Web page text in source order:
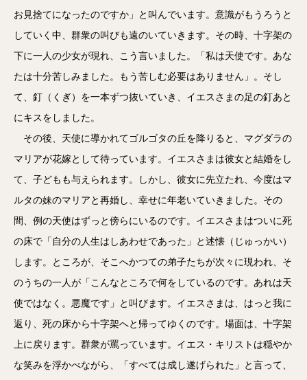
お見捨てになったのですか」と叫んでいます。意識がもうろうと
していく中、群衆の叫びも遠のいていきます。その時、十字架の
下に一人の少女が現れ、こう言いました。「私は天使です。あな
たは十分苦しみました。もう苦しむ必要はありません」。そし
て、釘（くぎ）を一本ずつ抜いていき、イエスさまの足の釘あと
にキスをしました。
その後、天使に導かれてゴルゴタの丘を降りると、マグダラの
マリアが花嫁として待っています。イエスさまは彼女と結婚をし
て、子どもも与えられます。しかし、彼女に先立たれ、今度はマ
ルタの妹のマリアと再婚し、幸せに年老いていきました。その
間、例の天使はずっと傍らにいるのです。イエスさまはついに死
の床で「自分の人生はしあわせであった」と述懐（じゅっかい）
します。ところが、そこへかつての弟子たちが次々に現われ、そ
のうちの一人が「こんなところで何をしているのです。あれは天
使ではなく。悪魔です」と叫びます。イエスさまは、はっと我に
返り、死の床から十字架へと帰ってゆくのです。場面は、十字架
上に戻ります。群衆が罵っています。イエス・キリストは穏やか
な笑みを浮かべながら、「すべては成し遂げられた」と言って、